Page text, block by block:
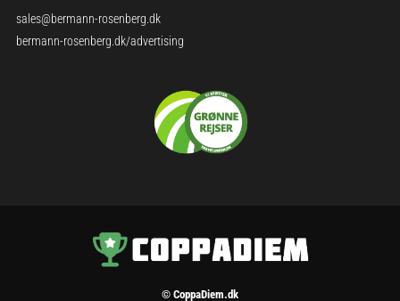
sales@bermann-rosenberg.dk
bermann-rosenberg.dk/advertising
© CoppaDiem.dk